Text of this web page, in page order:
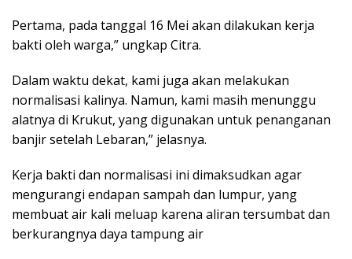
Pertama, pada tanggal 16 Mei akan dilakukan kerja
bakti oleh warga,” ungkap Citra.
Dalam waktu dekat, kami juga akan melakukan
normalisasi kalinya. Namun, kami masih menunggu
alatnya di Krukut, yang digunakan untuk penanganan
banjir setelah Lebaran,” jelasnya.
Kerja bakti dan normalisasi ini dimaksudkan agar
mengurangi endapan sampah dan lumpur, yang
membuat air kali meluap karena aliran tersumbat dan
berkurangnya daya tampung air